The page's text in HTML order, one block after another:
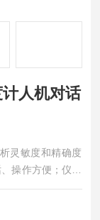
人机对话
灵敏度和精确度
操作方便；仪器